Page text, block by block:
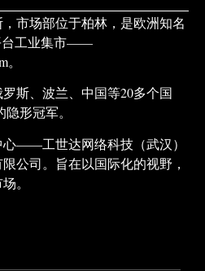
市场部位于柏林，是欧洲知名
台工业集市——
斯、波兰、中国等20多个国
形冠军。
——工世达网络科技（武汉）
公司。旨在以国际化的视野，
。